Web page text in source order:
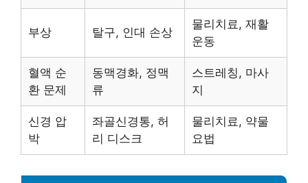
부상 탈구, 인대 손상
물리치료, 재활
운동
혈액 순
환 문제
동맥경화, 정맥
류
스트레칭, 마사
지
신경 압
박
좌골신경통, 허
리 디스크
물리치료, 약물
요법